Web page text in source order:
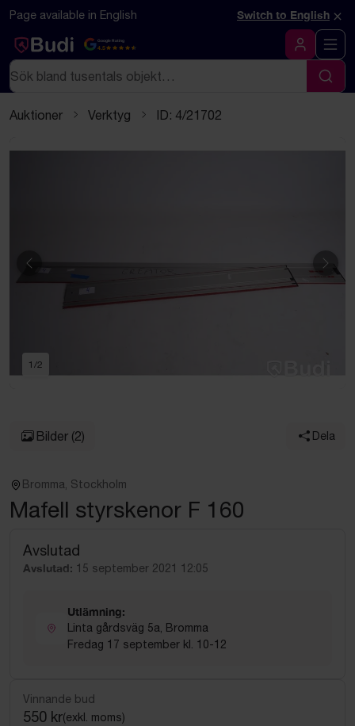
Hoppa till innehåll
Textbaserad (markdown) version av denna sida
Page available in English Switch to English ×
Google Rating
4.5
Logga in
Sök
Sök
Auktioner Verktyg ID: 4/21702
Föregående
1 /2
Bilder (2) Dela
Bromma, Stockholm
Mafell styrskenor F 160
Avslutad
Avslutad: 15 september 2021 12:05
Utlämning:
Linta gårdsväg 5a, Bromma
Fredag 17 september kl. 10-12
Vinnande bud
550 kr(exkl. moms)